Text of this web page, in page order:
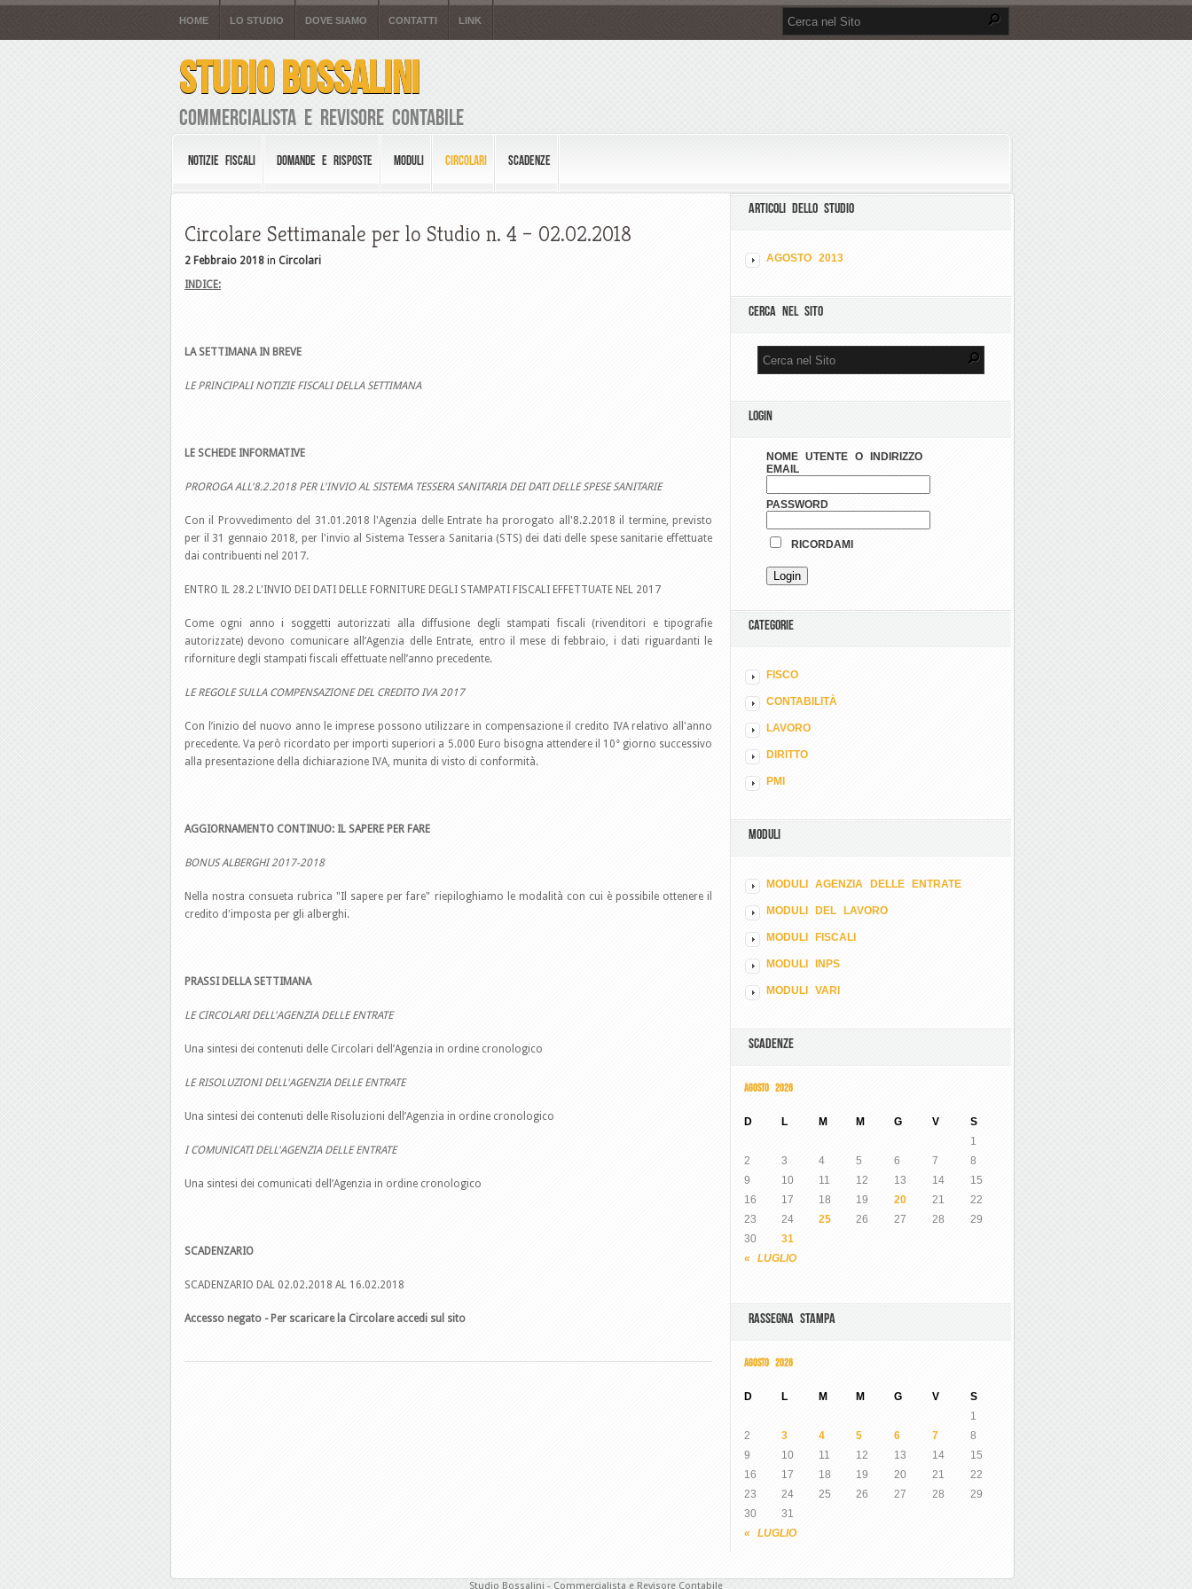
HOME LO STUDIO DOVE SIAMO CONTATTI LINK
STUDIO BOSSALINI
Commercialista e Revisore Contabile
NOTIZIE FISCALI DOMANDE E RISPOSTE MODULI CIRCOLARI SCADENZE
Circolare Settimanale per lo Studio n. 4 – 02.02.2018
2 Febbraio 2018 in Circolari
INDICE:
LA SETTIMANA IN BREVE
LE PRINCIPALI NOTIZIE FISCALI DELLA SETTIMANA
LE SCHEDE INFORMATIVE
PROROGA ALL'8.2.2018 PER L'INVIO AL SISTEMA TESSERA SANITARIA DEI DATI DELLE SPESE SANITARIE
Con il Provvedimento del 31.01.2018 l'Agenzia delle Entrate ha prorogato all'8.2.2018 il termine, previsto
per il 31 gennaio 2018, per l'invio al Sistema Tessera Sanitaria (STS) dei dati delle spese sanitarie effettuate
dai contribuenti nel 2017.
ENTRO IL 28.2 L'INVIO DEI DATI DELLE FORNITURE DEGLI STAMPATI FISCALI EFFETTUATE NEL 2017
Come ogni anno i soggetti autorizzati alla diffusione degli stampati fiscali (rivenditori e tipografie
autorizzate) devono comunicare all’Agenzia delle Entrate, entro il mese di febbraio, i dati riguardanti le
riforniture degli stampati fiscali effettuate nell’anno precedente.
LE REGOLE SULLA COMPENSAZIONE DEL CREDITO IVA 2017
Con l’inizio del nuovo anno le imprese possono utilizzare in compensazione il credito IVA relativo all'anno
precedente. Va però ricordato per importi superiori a 5.000 Euro bisogna attendere il 10° giorno successivo
alla presentazione della dichiarazione IVA, munita di visto di conformità.
AGGIORNAMENTO CONTINUO: IL SAPERE PER FARE
BONUS ALBERGHI 2017-2018
Nella nostra consueta rubrica "Il sapere per fare" riepiloghiamo le modalità con cui è possibile ottenere il
credito d'imposta per gli alberghi.
PRASSI DELLA SETTIMANA
LE CIRCOLARI DELL'AGENZIA DELLE ENTRATE
Una sintesi dei contenuti delle Circolari dell’Agenzia in ordine cronologico
LE RISOLUZIONI DELL'AGENZIA DELLE ENTRATE
Una sintesi dei contenuti delle Risoluzioni dell’Agenzia in ordine cronologico
I COMUNICATI DELL'AGENZIA DELLE ENTRATE
Una sintesi dei comunicati dell’Agenzia in ordine cronologico
SCADENZARIO
SCADENZARIO DAL 02.02.2018 AL 16.02.2018
Accesso negato - Per scaricare la Circolare accedi sul sito
ARTICOLI DELLO STUDIO
AGOSTO 2013
CERCA NEL SITO
LOGIN
NOME UTENTE O INDIRIZZO
EMAIL
PASSWORD
RICORDAMI
CATEGORIE
FISCO
CONTABILITÀ
LAVORO
DIRITTO
PMI
MODULI
MODULI AGENZIA DELLE ENTRATE
MODULI DEL LAVORO
MODULI FISCALI
MODULI INPS
MODULI VARI
SCADENZE
AGOSTO 2026
D L M M G V S
« LUGLIO
1
2
3 4 5 6 7
8
9
10 11 12 13 14
15
16
17 18 19 20 21
22
23
24 25 26 27 28
29
30
31
RASSEGNA STAMPA
AGOSTO 2026
D L M M G V S
« LUGLIO
1
2
3 4 5 6 7
8
9
10 11 12 13 14
15
16
17 18 19 20 21
22
23
24 25 26 27 28
29
30
31
Studio Bossalini - Commercialista e Revisore Contabile